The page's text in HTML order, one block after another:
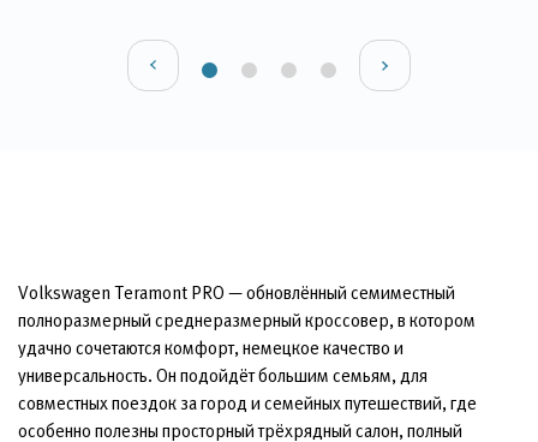
Volkswagen Teramont PRO — обновлённый семиместный
полноразмерный среднеразмерный кроссовер, в котором
удачно сочетаются комфорт, немецкое качество и
универсальность. Он подойдёт большим семьям, для
совместных поездок за город и семейных путешествий, где
особенно полезны просторный трёхрядный салон, полный